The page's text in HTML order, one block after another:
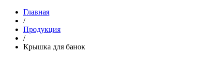
Главная
/
Продукция
/
Крышка для банок